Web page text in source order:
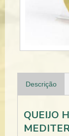
Descrição
QUEIJO